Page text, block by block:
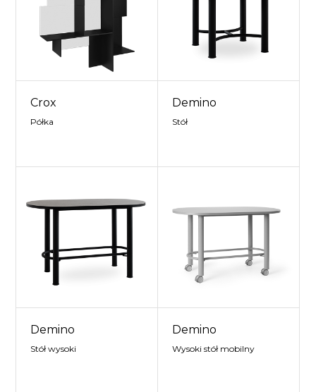
Crox
Półka
Demino
Stół
Demino
Stół wysoki
Demino
Wysoki stół mobilny